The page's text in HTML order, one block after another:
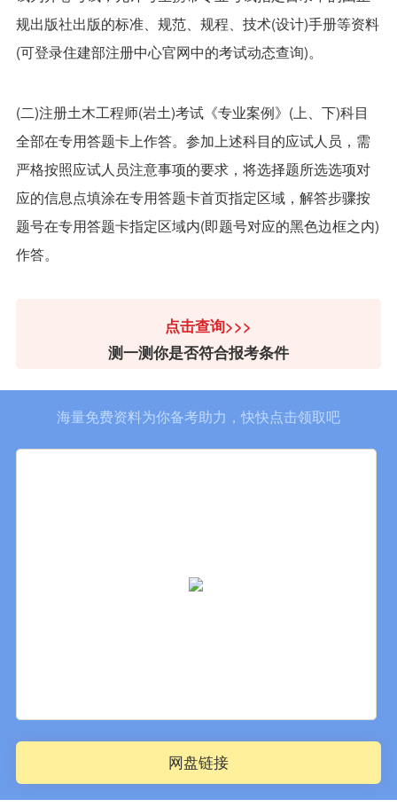
规出版社出版的标准、规范、规程、技术(设计)手册等资料
(可登录住建部注册中心官网中的考试动态查询)。
(二)注册土木工程师(岩土)考试《专业案例》(上、下)科目
全部在专用答题卡上作答。参加上述科目的应试人员，需
严格按照应试人员注意事项的要求，将选择题所选选项对
应的信息点填涂在专用答题卡首页指定区域，解答步骤按
题号在专用答题卡指定区域内(即题号对应的黑色边框之内)
作答。
点击查询>>>
测一测你是否符合报考条件
海量免费资料为你备考助力，快快点击领取吧
网盘链接